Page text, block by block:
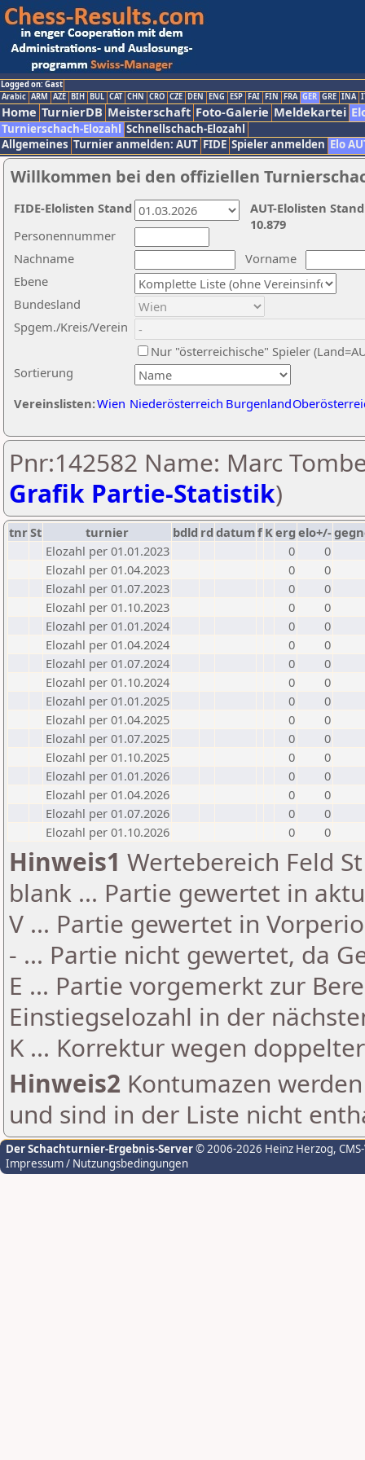
Logged on: Gast
Arabic ARM AZE BIH BUL CAT CHN CRO CZE DEN ENG ESP FAI FIN FRA GER GRE INA
Home TurnierDB Meisterschaft Foto-Galerie Meldekartei
Turnierschach-Elozahl Schnellschach-Elozahl
Allgemeines Turnier anmelden: AUT FIDE Spieler anmelden Elo
Willkommen bei den offiziellen
Nachname
Vorname
Ebene
Sortierung
Personennummer
Bundesland
Spgem./Kreis/Verein
Nur "österreichische" Spieler
Vereinslisten:Wien Niederösterreich Burgenland
AUT-Elolisten
10.879
FIDE-Elolisten Stand
Pnr:142582 Name: Marc
Grafik Partie-Statistik)
tnrSt turnier bdld rd datumf Kerg elo+/-
Elozahl per 01.01.2023
0
0
Elozahl per 01.04.2023
0
0
Elozahl per 01.07.2023
0
0
Elozahl per 01.10.2023
0
0
Elozahl per 01.01.2024
0
0
Elozahl per 01.04.2024
0
0
Elozahl per 01.07.2024
0
0
Elozahl per 01.10.2024
0
0
Elozahl per 01.01.2025
0
0
Elozahl per 01.04.2025
0
0
Elozahl per 01.07.2025
0
0
Elozahl per 01.10.2025
0
0
Elozahl per 01.01.2026
0
0
Elozahl per 01.04.2026
0
0
Elozahl per 01.07.2026
0
0
Elozahl per 01.10.2026
0 0
Hinweis1 Wertebereich Feld
blank ... Partie gewertet in
V ... Partie gewertet in
- ... Partie nicht gewertet, da
E ... Partie vorgemerkt zur
Einstiegselozahl in der
K ... Korrektur wegen
Hinweis2 Kontumazen
und sind in der Liste nicht
Der Schachturnier-Ergebnis-Server© 2006-2026 Heinz Herzog,
Impressum / Nutzungsbedingungen